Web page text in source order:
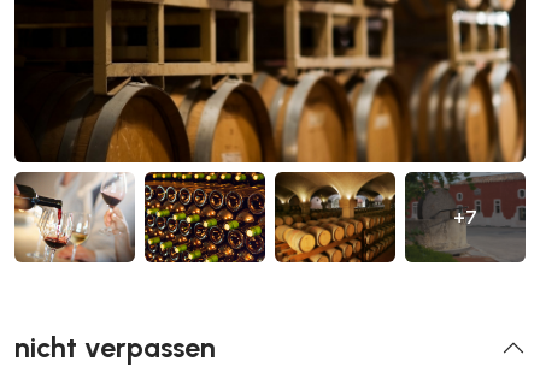
+7
nicht verpassen